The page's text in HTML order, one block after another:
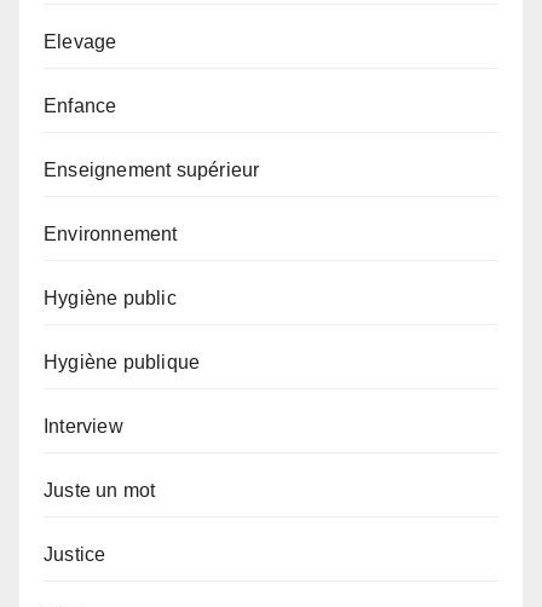
Elevage
Enfance
Enseignement supérieur
Environnement
Hygiène public
Hygiène publique
Interview
Juste un mot
Justice